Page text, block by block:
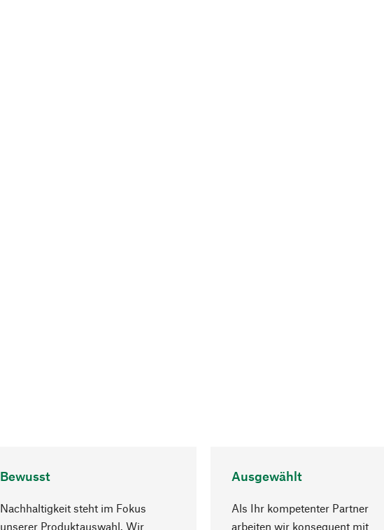
Bewusst
Nachhaltigkeit steht im Fokus
unserer Produktauswahl. Wir
Ausgewählt
Als Ihr kompetenter Partner
arbeiten wir konsequent mit